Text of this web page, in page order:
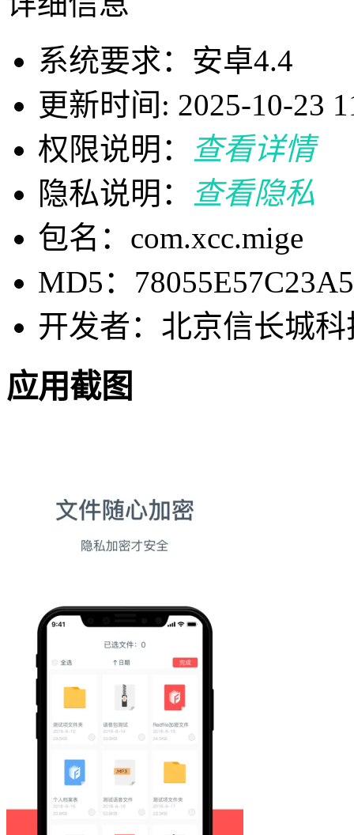
系统要求：安卓4.4
更新时间: 2025-10-23
权限说明：
查看详情
隐私说明：
查看隐私
包名：com.xcc.mige
MD5：
开发者：北京信长城
应用截图